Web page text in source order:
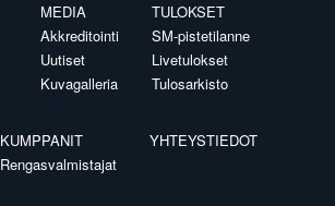
MEDIA
Akkreditointi
Uutiset
Kuvagalleria
TULOKSET
SM-pistetilanne
Livetulokset
Tulosarkisto
KUMPPANIT
Rengasvalmistajat
YHTEYSTIEDOT